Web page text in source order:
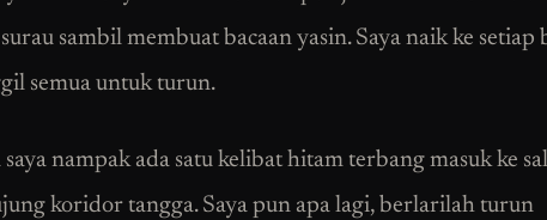
sambil membuat bacaan yasin. Saya naik ke setiap
semua untuk turun.
nampak ada satu kelibat hitam terbang masuk ke
koridor tangga. Saya pun apa lagi, berlarilah turun